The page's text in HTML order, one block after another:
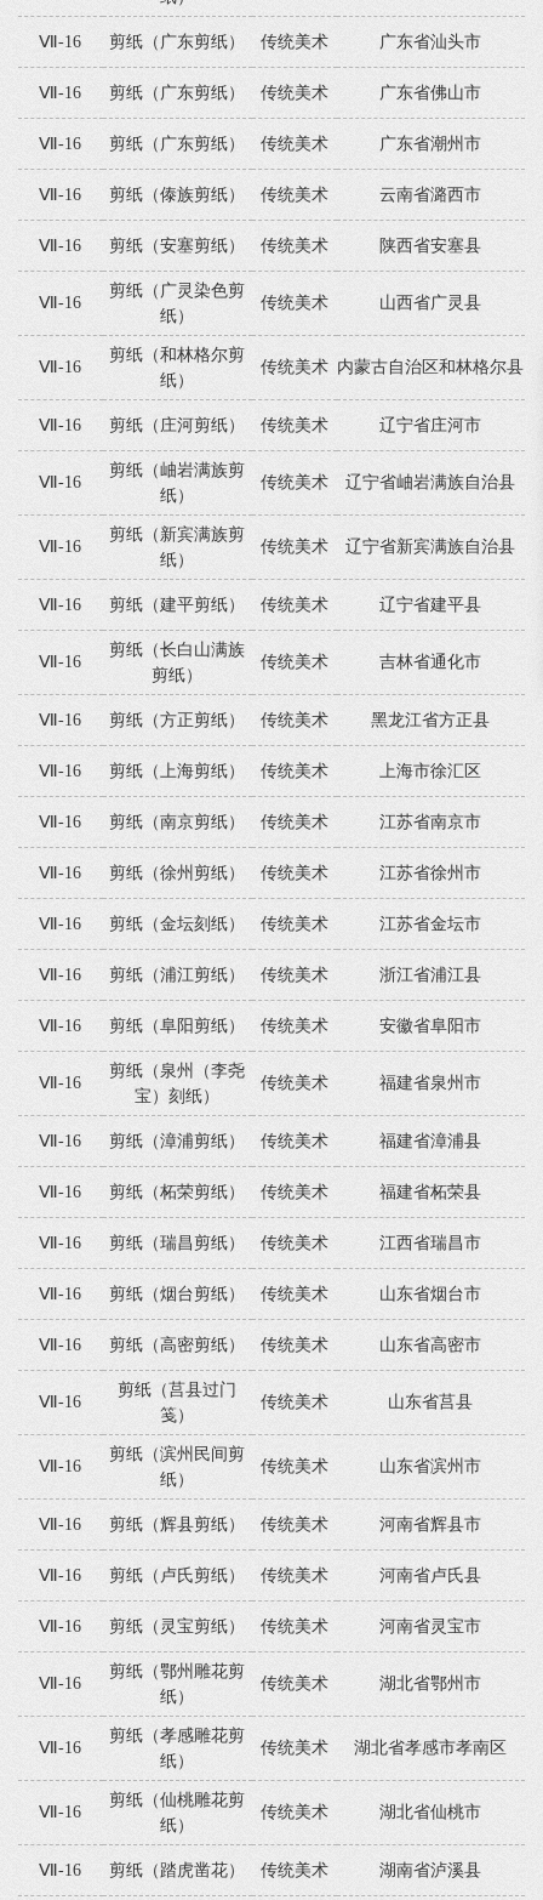
Ⅶ-16 剪纸（广东剪纸） 传统美术 广东省汕头市
Ⅶ-16 剪纸（广东剪纸） 传统美术 广东省佛山市
Ⅶ-16 剪纸（广东剪纸） 传统美术 广东省潮州市
Ⅶ-16 剪纸（傣族剪纸） 传统美术 云南省潞西市
Ⅶ-16 剪纸（安塞剪纸） 传统美术 陕西省安塞县
Ⅶ-16
剪纸（广灵染色剪
纸）
传统美术 山西省广灵县
Ⅶ-16
剪纸（和林格尔剪
纸）
传统美术 内蒙古自治区和林格尔县
Ⅶ-16 剪纸（庄河剪纸） 传统美术 辽宁省庄河市
Ⅶ-16
剪纸（岫岩满族剪
纸）
传统美术 辽宁省岫岩满族自治县
Ⅶ-16
剪纸（新宾满族剪
纸）
传统美术 辽宁省新宾满族自治县
Ⅶ-16 剪纸（建平剪纸） 传统美术 辽宁省建平县
Ⅶ-16
剪纸（长白山满族
剪纸）
传统美术 吉林省通化市
Ⅶ-16 剪纸（方正剪纸） 传统美术 黑龙江省方正县
Ⅶ-16 剪纸（上海剪纸） 传统美术 上海市徐汇区
Ⅶ-16 剪纸（南京剪纸） 传统美术 江苏省南京市
Ⅶ-16 剪纸（徐州剪纸） 传统美术 江苏省徐州市
Ⅶ-16 剪纸（金坛刻纸） 传统美术 江苏省金坛市
Ⅶ-16 剪纸（浦江剪纸） 传统美术 浙江省浦江县
Ⅶ-16 剪纸（阜阳剪纸） 传统美术 安徽省阜阳市
Ⅶ-16
剪纸（泉州（李尧
宝）刻纸）
传统美术 福建省泉州市
Ⅶ-16 剪纸（漳浦剪纸） 传统美术 福建省漳浦县
Ⅶ-16 剪纸（柘荣剪纸） 传统美术 福建省柘荣县
Ⅶ-16 剪纸（瑞昌剪纸） 传统美术 江西省瑞昌市
Ⅶ-16 剪纸（烟台剪纸） 传统美术 山东省烟台市
Ⅶ-16 剪纸（高密剪纸） 传统美术 山东省高密市
Ⅶ-16
剪纸（莒县过门
笺）
传统美术 山东省莒县
Ⅶ-16
剪纸（滨州民间剪
纸）
传统美术 山东省滨州市
Ⅶ-16 剪纸（辉县剪纸） 传统美术 河南省辉县市
Ⅶ-16 剪纸（卢氏剪纸） 传统美术 河南省卢氏县
Ⅶ-16 剪纸（灵宝剪纸） 传统美术 河南省灵宝市
Ⅶ-16
剪纸（鄂州雕花剪
纸）
传统美术 湖北省鄂州市
Ⅶ-16
剪纸（孝感雕花剪
纸）
传统美术 湖北省孝感市孝南区
Ⅶ-16
剪纸（仙桃雕花剪
纸）
传统美术 湖北省仙桃市
Ⅶ-16 剪纸（踏虎凿花） 传统美术 湖南省泸溪县